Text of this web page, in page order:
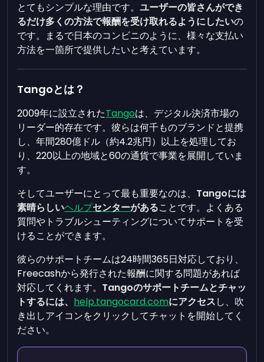
とてもシンプルな理由です。ユーザーの皆さんができ
るだけ多くの方法で報酬を受け取れるようにしたいの
です。まるで日本のコンビニのように、様々な支払い
方法を一箇所で提供したいと考えています。
Tangoとは？
2009年に設立されたTangoは、デジタル決済市場の
リーダー的存在です。彼らは何千ものブランドと提携
し、年間280億ドル（約4.2兆円）以上を処理してお
り、220以上の地域と60の通貨で事業を展開していま
す。
そしてユーザーにとって最も重要なのは、 Tangoには
素晴らしいヘルプセンターがあることです。よくある
質問やトラブルシューティングについてサポートを受
けることができます。
彼らのサポートチームは24時間365日対応しており、
Freecashから発行された報酬に関する問題があれば
対応してくれます。 Tangoのサポートチームとチャッ
トするには、 help.tangocard.comにアクセスし、吹
き出しアイコンをクリックしてチャットを開始してく
ださい。